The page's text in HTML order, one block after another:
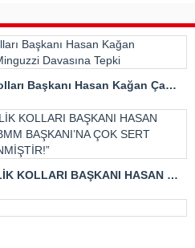
İYİ Parti Trabzon Gençlik Kolları Başkanı Hasan Kağan Çakıroğlu’ndan Mattia Ahmet Minguzzi Davasına Tepki
İYİ PARTİ TRABZON GENÇLİK KOLLARI BAŞKANI HASAN KAĞAN ÇAKIROĞLU’NDAN TBMM BAŞKANI’NA ÇOK SERT TEPKİ: “ANAYASAL SUÇ İŞLENMİŞTİR!”